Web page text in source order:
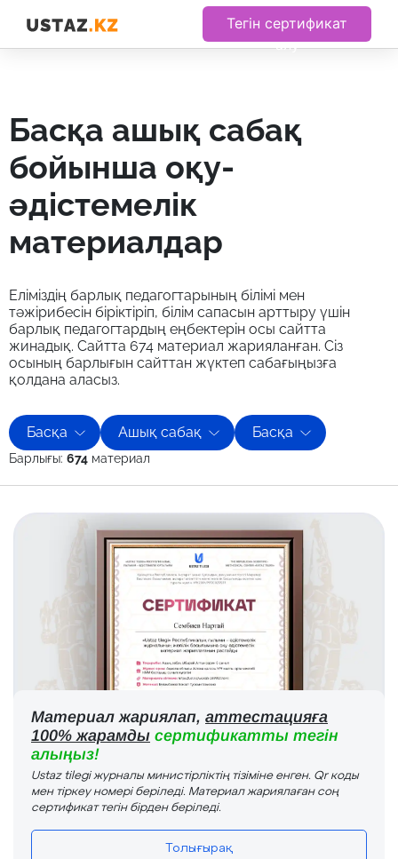
Тегін сертификат
алу
басқа ашық сабақ
бойынша оқу-
әдістемелік
материалдар
Еліміздің барлық педагогтарының білімі мен
тәжірибесін біріктіріп, білім сапасын арттыру үшін
барлық педагогтардың еңбектерін осы сайтта
жинадық. Сайтта 674 материал жарияланған. Сіз
осының барлығын сайттан жүктеп сабағыңызға
қолдана аласыз.
Басқа Ашық сабақ Басқа
Барлығы: 674 материал
Материал жариялап, аттестацияға
100% жарамды сертификатты тегін
алыңыз!
Ustaz tilegi журналы министірліктің тізіміне енген. Qr коды
мен тіркеу номері беріледі. Материал жариялаған соң
сертификат тегін бірден беріледі.
Толығырақ